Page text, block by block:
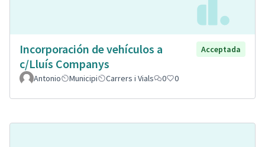
Incorporación de vehículos a
c/Lluís Companys
Acceptada
Antonio Municipi Carrers i Vials 0 0